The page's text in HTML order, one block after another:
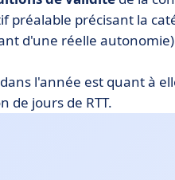
préalable précisant la
d'une réelle
l'année est quant à
de jours de RTT.